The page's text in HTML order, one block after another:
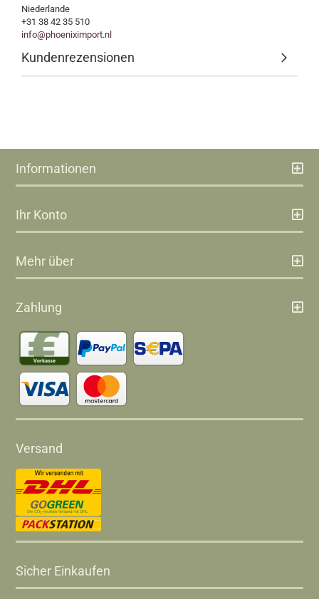
Niederlande
+31 38 42 35 510
info@phoeniximport.nl
Kundenrezensionen
Informationen
Ihr Konto
Mehr über
Zahlung
Versand
Sicher Einkaufen